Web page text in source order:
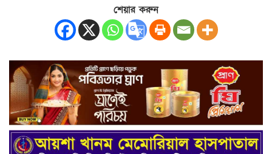
শেয়ার করুন